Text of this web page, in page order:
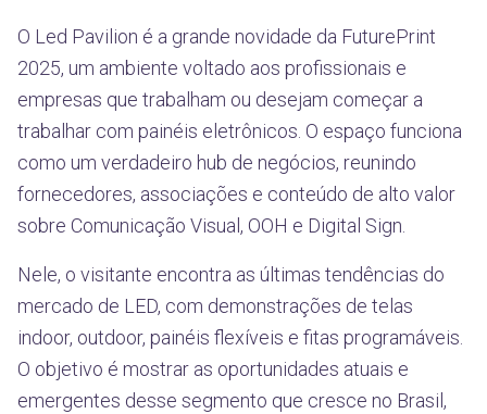
O Led Pavilion é a grande novidade da FuturePrint
2025, um ambiente voltado aos profissionais e
empresas que trabalham ou desejam começar a
trabalhar com painéis eletrônicos. O espaço funciona
como um verdadeiro hub de negócios, reunindo
fornecedores, associações e conteúdo de alto valor
sobre Comunicação Visual, OOH e Digital Sign.
Nele, o visitante encontra as últimas tendências do
mercado de LED, com demonstrações de telas
indoor, outdoor, painéis flexíveis e fitas programáveis.
O objetivo é mostrar as oportunidades atuais e
emergentes desse segmento que cresce no Brasil,